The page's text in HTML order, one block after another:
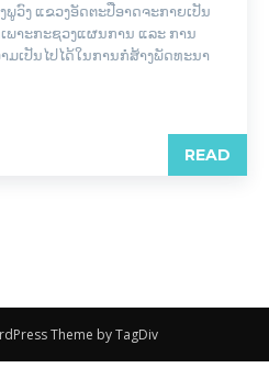
ພູວົງ ແຂວງອັດຕະປືອາດຈະກາຍເປັນ
ພາະກະຊວງແຜນການ ແລະ ການ
ເປັນໄປໄດ້ໃນການກໍ່ສ້າງພັດທະນາ
READ
Theme by TagDiv